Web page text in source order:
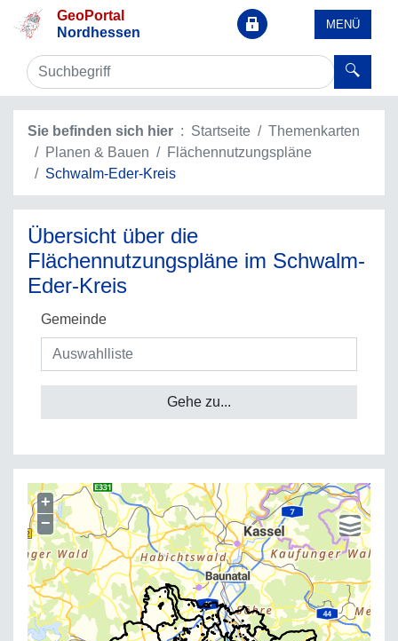
GeoPortal
Nordhessen
MENÜ
Sie befinden sich hier Startseite
Themenkarten
Planen & Bauen
Flächennutzungspläne
Schwalm-Eder-Kreis
Übersicht über die
Flächennutzungspläne im Schwalm-
Eder-Kreis
Gemeinde
Gehe zu...
+
−